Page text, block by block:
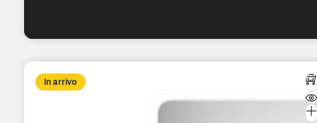
In arrivo